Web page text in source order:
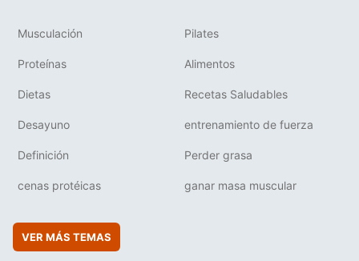
Musculación Pilates
Proteínas Alimentos
Dietas Recetas Saludables
Desayuno entrenamiento de fuerza
Definición Perder grasa
cenas protéicas ganar masa muscular
VER MÁS TEMAS